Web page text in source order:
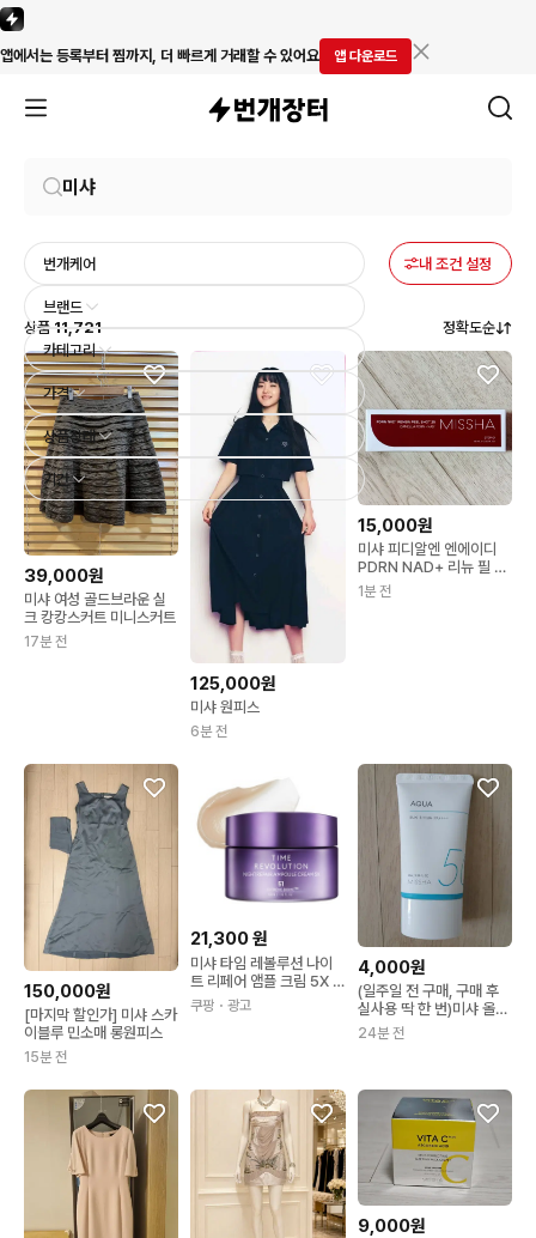
앱에서는 등록부터 찜까지, 더 빠르게 거래할 수 있어요 앱 다운로드
번개케어
브랜드
카테고리
가격
상품상태
기간
내 조건 설정
상품 11,721 정확도순
39,000원
미샤 여성 골드브라운 실
크 캉캉스커트 미니스커트
17분 전
125,000원
미샤 원피스
6분 전
15,000원
미샤 피디알엔 엔에이디
PDRN NAD+ 리뉴 필 샷
25
1분 전
150,000원
[마지막 할인가] 미샤 스카
이블루 민소매 롱원피스
15분 전
21,300원
미샤 타임 레볼루션 나이
트 리페어 앰플 크림 5X 5
0ml 진정 스킨케어 기초
화장품 촉촉한 여성용
쿠팡 ・광고
4,000원
(일주일 전 구매, 구매 후
실사용 딱 한 번)미샤 올어
라운드 세이프 블록 아쿠
아 선 spf50+
24분 전
9,000원